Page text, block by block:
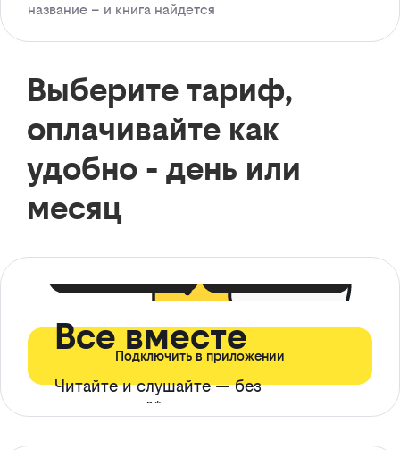
название – и книга найдется
Выберите тариф,
оплачивайте как
удобно - день или
месяц
Все вместе
Читайте и слушайте — без
ограничений*
Подключить в приложении